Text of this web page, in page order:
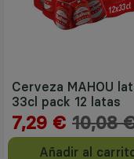
Cerveza MAHOU
33cl pack 12 latas
7,29 € 10,08
Añadir al